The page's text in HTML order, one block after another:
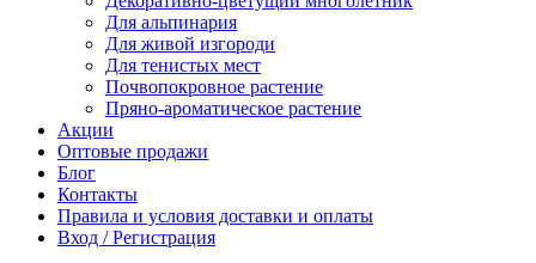
Для альпинария
Для живой изгороди
Для тенистых мест
Почвопокровное растение
Пряно-ароматическое растение
Акции
Оптовые продажи
Блог
Контакты
Правила и условия доставки и оплаты
Вход / Регистрация